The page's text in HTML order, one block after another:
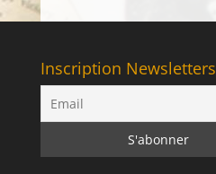
Inscription Newsletters